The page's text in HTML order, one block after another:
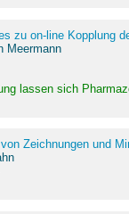
zu on-line Kopplung
Meermann
lassen sich
Zeichnungen und